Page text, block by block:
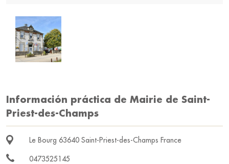
Información práctica de Mairie de Saint-
Priest-des-Champs
Le Bourg 63640 Saint-Priest-des-Champs France
0473525145